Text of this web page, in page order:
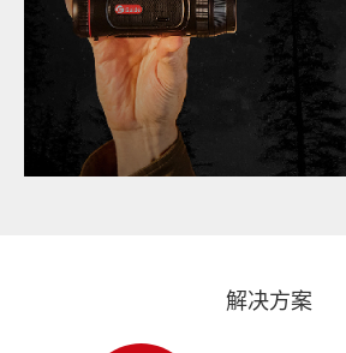
解决方案